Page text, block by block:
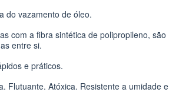
do vazamento de óleo.
com a fibra sintética de polipropileno, são
entre si.
e práticos.
Flutuante. Atóxica. Resistente a umidade e